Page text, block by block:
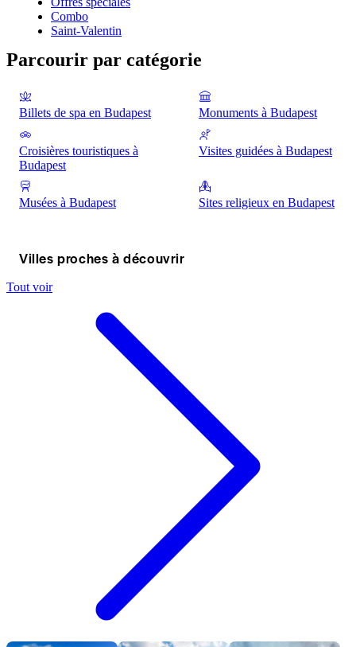
Combo
Saint-Valentin
Parcourir par catégorie
Billets de spa en Budapest Monuments à Budapest
Croisières touristiques à
Budapest
Visites guidées à Budapest
Musées à Budapest Sites religieux en Budapest
Villes proches à découvrir
Tout voir